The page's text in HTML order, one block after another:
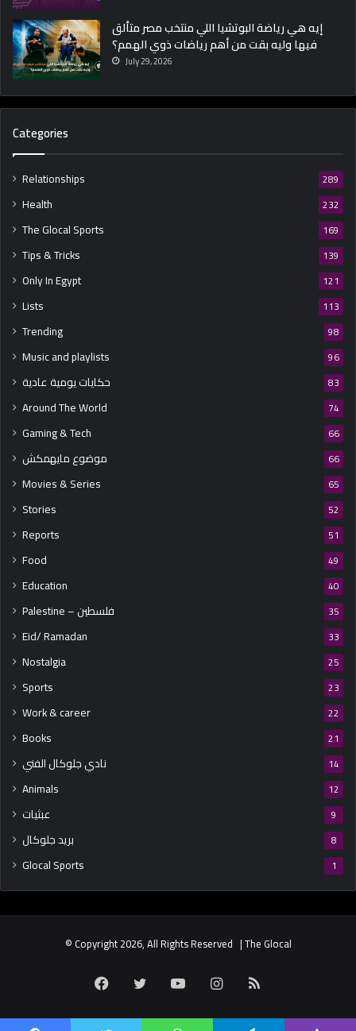
إيه هي رياضة البوتشيا اللي منتخب مصر متألق
فيها وليه بقت من أهم رياضات ذوي الهمم؟
July 29, 2026
Categories
Relationships 289
Health 232
The Glocal Sports 169
Tips & Tricks 139
Only In Egypt 121
Lists 113
Trending 98
Music and playlists 96
حكايات يومية عادية 83
Around The World 74
Gaming & Tech 66
موضوع مايهمكش 66
Movies & Series 65
Stories 52
Reports 51
Food 49
Education 40
Palestine – فلسطين 35
Eid/ Ramadan 33
Nostalgia 25
Sports 23
Work & career 22
Books 21
نادي جلوكال الفني 14
Animals 12
عبثيات 9
بريد جلوكال 8
Glocal Sports 1
© Copyright 2026, All Rights Reserved | The Glocal
Facebook Twitter YouTubeInstagram